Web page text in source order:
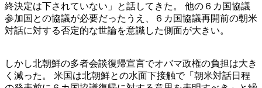
終決定は下されていない」と話してきた。 他の６カ国協議
参加国との協議が必要だったうえ、６カ国協議再開前の朝米
対話に対する否定的な世論を意識した側面が大きい。
しかし北朝鮮の多者会談復帰宣言でオバマ政権の負担は大き
く減った。 米国は北朝鮮との水面下接触で「朝米対話日程